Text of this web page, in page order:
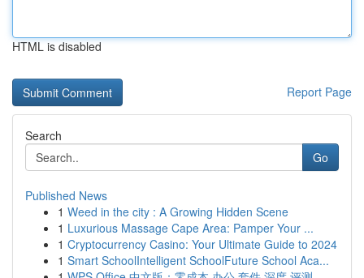
HTML is disabled
Report Page
Search
Go
Published News
1 Weed in the city : A Growing Hidden Scene
1 Luxurious Massage Cape Area: Pamper Your ...
1 Cryptocurrency Casino: Your Ultimate Guide to 2024
1 Smart SchoolIntelligent SchoolFuture School Aca...